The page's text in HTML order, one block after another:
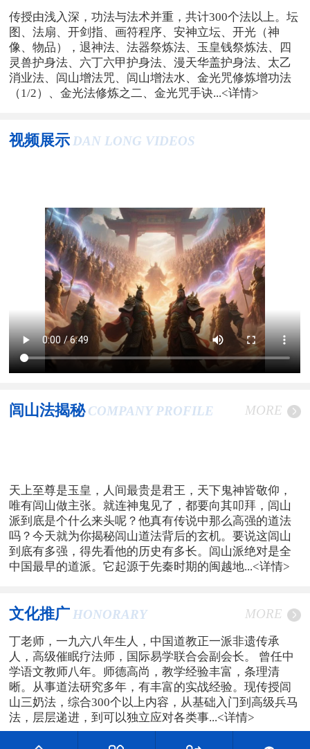
传授由浅入深，功法与法术并重，共计300个法以上。坛
图、法扇、开剑指、画符程序、安神立坛、开光（神
像、物品），退神法、法器祭炼法、玉皇钱祭炼法、四
灵兽护身法、六丁六甲护身法、漫天华盖护身法、太乙
消业法、闾山增法咒、闾山增法水、金光咒修炼增功法
（1/2）、金光法修炼之二、金光咒手诀...<详情>
视频展示 DAN LONG VIDEOS
闾山法揭秘 COMPANY PROFILE MORE
天上至尊是玉皇，人间最贵是君王，天下鬼神皆敬仰，
唯有闾山做主张。就连神鬼见了，都要向其叩拜，闾山
派到底是个什么来头呢？他真有传说中那么高强的道法
吗？今天就为你揭秘闾山道法背后的玄机。要说这闾山
到底有多强，得先看他的历史有多长。闾山派绝对是全
中国最早的道派。它起源于先秦时期的闽越地...<详情>
文化推广 HONORARY MORE
丁老师，一九六八年生人，中国道教正一派非遗传承
人，高级催眠疗法师，国际易学联合会副会长。 曾任中
学语文教师八年。师德高尚，教学经验丰富，条理清
晰。从事道法研究多年，有丰富的实战经验。现传授闾
山三奶法，综合300个以上内容，从基础入门到高级兵马
法，层层递进，到可以独立应对各类事...<详情>